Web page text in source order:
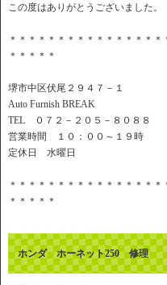
この度はありがとうございました。
＊＊＊＊＊＊＊＊＊＊＊＊＊＊＊
＊＊＊＊＊
堺市中区伏尾２９４７－１
Auto Furnish BREAK
TEL ０７２－２０５－８０８８
営業時間 １０：００～１９時
定休日 水曜日
＊＊＊＊＊＊＊＊＊＊＊＊＊＊＊
＊＊＊＊＊
ホンダ ホーネット250 修理